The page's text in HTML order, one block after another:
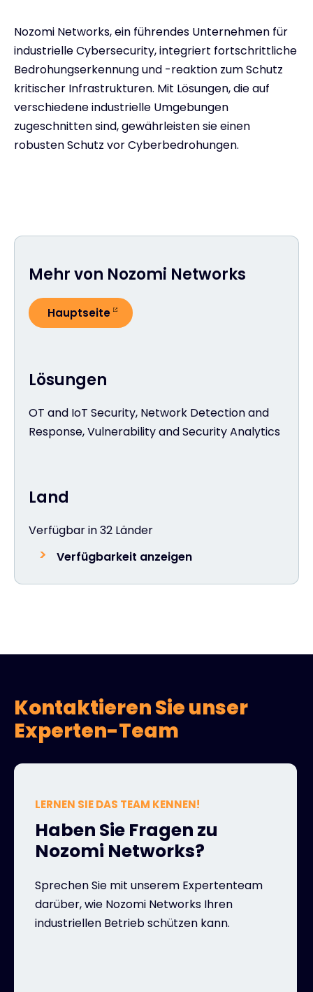
Nozomi Networks, ein führendes Unternehmen für
industrielle Cybersecurity, integriert fortschrittliche
Bedrohungserkennung und -reaktion zum Schutz
kritischer Infrastrukturen. Mit Lösungen, die auf
verschiedene industrielle Umgebungen
zugeschnitten sind, gewährleisten sie einen
robusten Schutz vor Cyberbedrohungen.
Land
Verfügbar in 32 Länder
Verfügbarkeit anzeigen
Lösungen
OT and IoT Security, Network Detection and
Response, Vulnerability and Security Analytics
Mehr von Nozomi Networks
Hauptseite
Kontaktieren Sie unser
Experten-Team
LERNEN SIE DAS TEAM KENNEN!
Haben Sie Fragen zu
Nozomi Networks?
Sprechen Sie mit unserem Expertenteam
darüber, wie Nozomi Networks Ihren
industriellen Betrieb schützen kann.